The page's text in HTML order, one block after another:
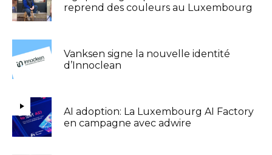
reprend des couleurs au Luxembourg
Vanksen signe la nouvelle identité
d’Innoclean
AI adoption: La Luxembourg AI Factory
en campagne avec adwire